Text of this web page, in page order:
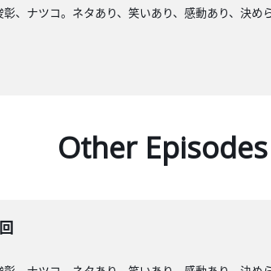
、ナツコ。ネタあり、笑いあり、感動あり、決め
Other Episodes